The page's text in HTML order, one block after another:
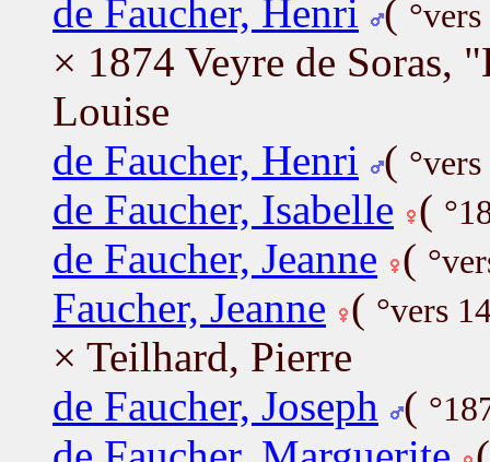
de Faucher, Henri (
× 1874 Veyre de Soras,
Louise
de Faucher, Henri
(
de Faucher, Isabelle (
de Faucher, Jeanne (
Faucher, Jeanne ( °vers
× Teilhard, Pierre
de Faucher, Joseph
(